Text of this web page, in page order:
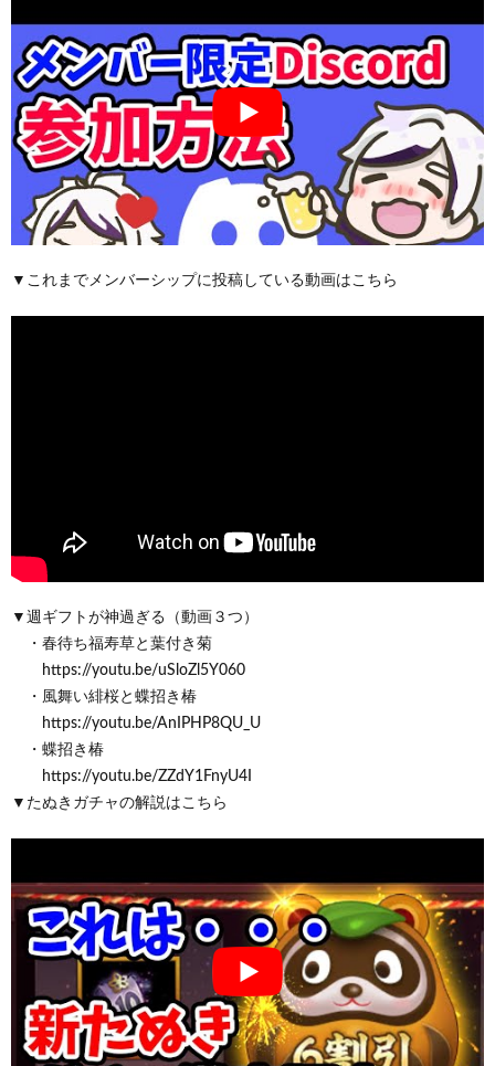
▼これまでメンバーシップに投稿している動画はこちら
▼週ギフトが神過ぎる（動画３つ）
・春待ち福寿草と葉付き菊
https://youtu.be/uSloZl5Y060
・風舞い緋桜と蝶招き椿
https://youtu.be/AnIPHP8QU_U
・蝶招き椿
https://youtu.be/ZZdY1FnyU4I
▼たぬきガチャの解説はこちら